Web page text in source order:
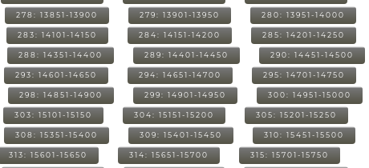
278: 13851-13900 279: 13901-13950 280: 13951-14000
283: 14101-14150 284: 14151-14200 285: 14201-14250
288: 14351-14400 289: 14401-14450 290: 14451-14500
293: 14601-14650 294: 14651-14700 295: 14701-14750
298: 14851-14900 299: 14901-14950 300: 14951-15000
303: 15101-15150 304: 15151-15200 305: 15201-15250
308: 15351-15400 309: 15401-15450 310: 15451-15500
313: 15601-15650 314: 15651-15700 315: 15701-15750